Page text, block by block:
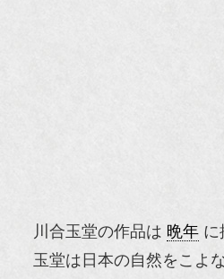
川合玉堂の作品は 晩年 に
玉堂は日本の自然をこよ